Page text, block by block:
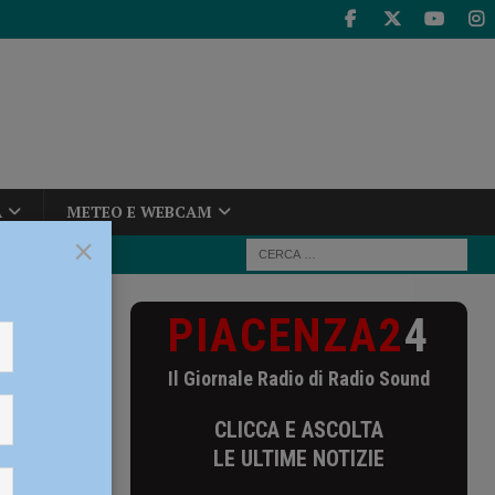
METEO E WEBCAM
21
PIACENZA24
Il Giornale Radio di Radio Sound
CLICCA E ASCOLTA
LE ULTIME NOTIZIE
×